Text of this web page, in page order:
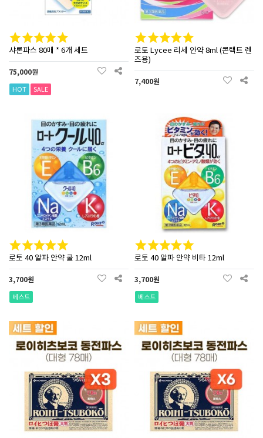
샤론파스 80매 * 6개 세트
75,000원
HOT SALE
로토 Lycee 리세 안약 8ml (콘택트 렌
즈용)
7,400원
로토 40 알파 안약 쿨 12ml
3,700원
베스트
로토 40 알파 안약 비타 12ml
3,700원
베스트